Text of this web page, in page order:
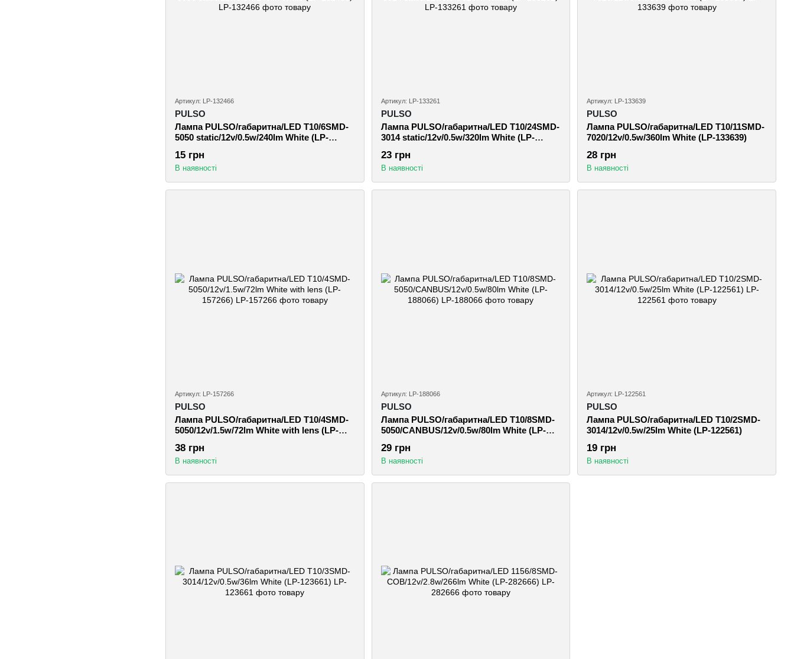
Артикул: LP-132466
PULSO
Лампа PULSO/габаритна/LED T10/6SMD-
5050 static/12v/0.5w/240lm White (LP-
15 грн
В наявності
Артикул: LP-133261
PULSO
Лампа PULSO/габаритна/LED T10/24SMD-
3014 static/12v/0.5w/320lm White (LP-
23 грн
В наявності
Артикул: LP-133639
PULSO
Лампа PULSO/габаритна/LED T10/11SMD-
7020/12v/0.5w/360lm White (LP-133639)
28 грн
В наявності
Артикул: LP-157266
PULSO
Лампа PULSO/габаритна/LED T10/4SMD-
5050/12v/1.5w/72lm White with lens (LP-
38 грн
В наявності
Артикул: LP-188066
PULSO
Лампа PULSO/габаритна/LED T10/8SMD-
5050/CANBUS/12v/0.5w/80lm White (LP-
29 грн
В наявності
Артикул: LP-122561
PULSO
Лампа PULSO/габаритна/LED T10/2SMD-
3014/12v/0.5w/25lm White (LP-122561)
19 грн
В наявності